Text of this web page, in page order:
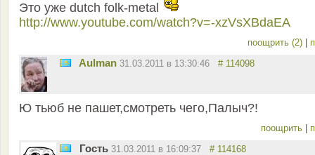
Это уже dutch folk-metal
http://www.youtube.com/watch?v=-xzVsXBdaEA
поощрить (2)
Aulman 31.03.2011 в 13:30:46 # 114098
Ю тьюб не пашет,смотреть чего,Палыч?!
поощрить
Гость 31.03.2011 в 16:09:37 # 114168